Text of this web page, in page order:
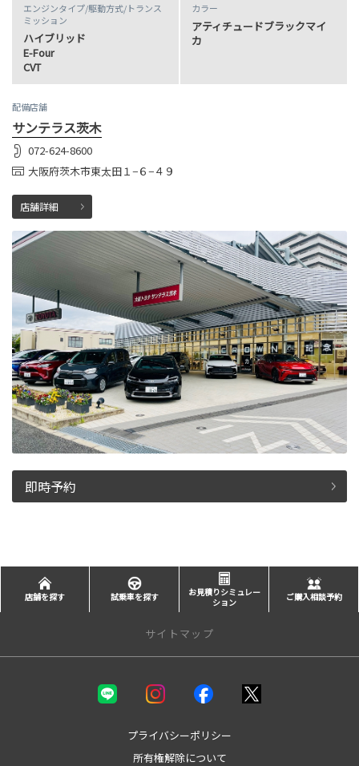
エンジンタイプ/駆動方式/トランス
ミッション
ハイブリッド
E-Four
CVT
カラー
アティチュードブラックマイ
カ
配備店舗
サンテラス茨木
072-624-8600
大阪府茨木市東太田１−６−４９
店舗詳細
即時予約
店舗を探す 試乗車を探す
お見積りシミュレー
ション
ご購入相談予約
サイトマップ
プライバシーポリシー
所有権解除について